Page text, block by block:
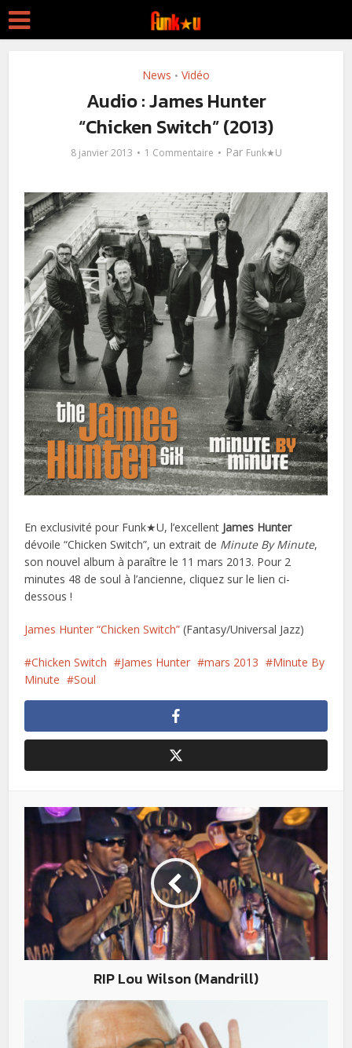
News • Vidéo
Audio : James Hunter
“Chicken Switch” (2013)
8 janvier 2013 1 Commentaire Par Funk★U
En exclusivité pour Funk★U, l’excellent James Hunter
dévoile “Chicken Switch”, un extrait de Minute By Minute,
son nouvel album à paraître le 11 mars 2013. Pour 2
minutes 48 de soul à l’ancienne, cliquez sur le lien ci-
dessous !
James Hunter “Chicken Switch” (Fantasy/Universal Jazz)
Chicken Switch James Hunter mars 2013
Minute By
Minute
Soul
RIP Lou Wilson (Mandrill)